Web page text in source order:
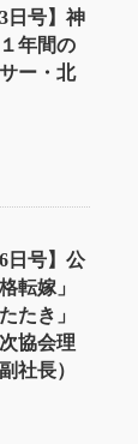
日号】神
年間の
ー・北
日号】公
転嫁」
たき」
協会理
社長）